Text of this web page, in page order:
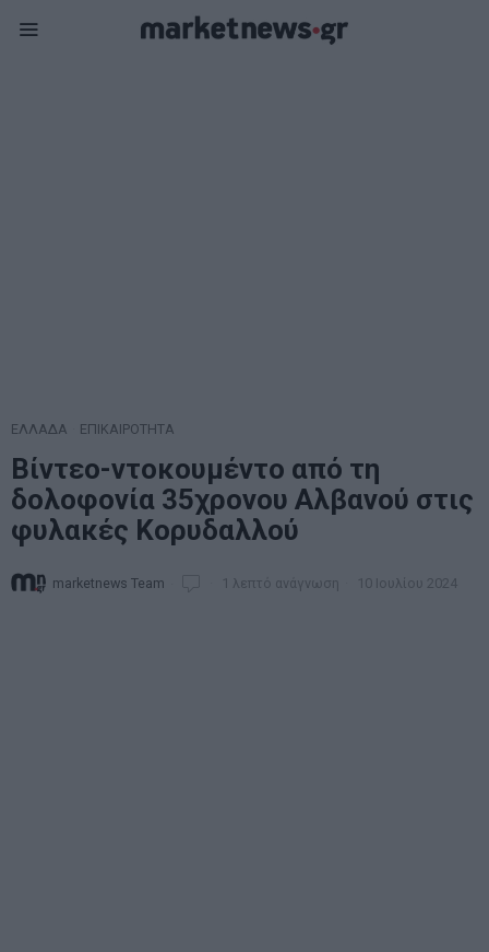
ΕΛΛΑΔΑ ΕΠΙΚΑΙΡΟΤΗΤΑ
Βίντεο-ντοκουμέντο από τη
δολοφονία 35χρονου Αλβανού στις
φυλακές Κορυδαλλού
marketnews Team 1 λεπτό ανάγνωση 10 Ιουλίου 2024